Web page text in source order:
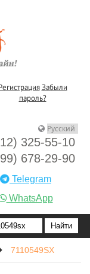
Забыли
пароль?
325-55-10
678-29-90
Telegram
WhatsApp
7110549SX